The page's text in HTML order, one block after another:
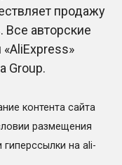
номер RB-UZ на
продажу
Все авторские
Group.
контента сайта
размещения
на ali-